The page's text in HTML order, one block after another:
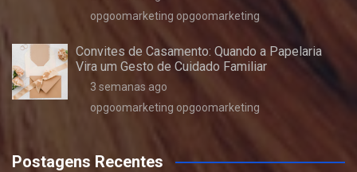
opgoomarketing opgoomarketing
Convites de Casamento: Quando a Papelaria
Vira um Gesto de Cuidado Familiar
3 semanas ago
opgoomarketing opgoomarketing
Postagens Recentes